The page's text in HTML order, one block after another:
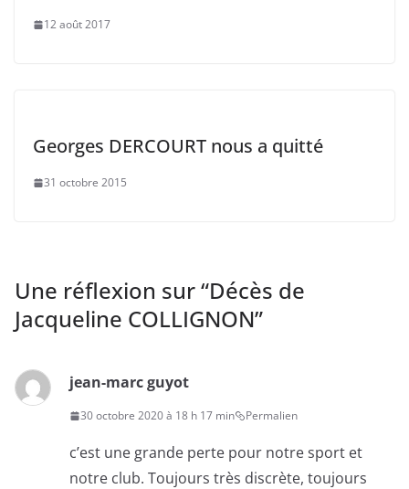
12 août 2017
Georges DERCOURT nous a quitté
31 octobre 2015
Une réflexion sur “Décès de
Jacqueline COLLIGNON”
jean-marc guyot
30 octobre 2020 à 18 h 17 min Permalien
c’est une grande perte pour notre sport et
notre club. Toujours très discrète, toujours